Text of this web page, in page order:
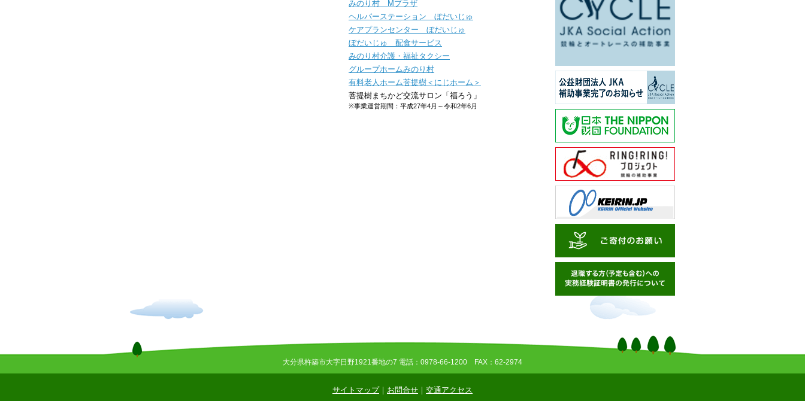
みのり村 Mプラザ
ヘルパーステーション ぼだいじゅ
ケアプランセンター ぼだいじゅ
ぼだいじゅ 配食サービス
みのり村介護・福祉タクシー
グループホームみのり村
有料老人ホーム菩提樹＜にじホーム＞
菩提樹まちかど交流サロン「福ろう」
※事業運営期間：平成27年4月～令和2年6月
大分県杵築市大字日野1921番地の7 電話：0978-66-1200 FAX：62-2974
サイトマップ｜ お問合せ ｜ 交通アクセス